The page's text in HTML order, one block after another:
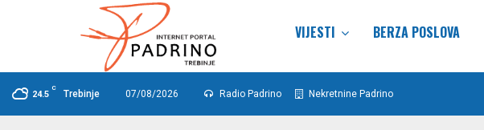
VIJESTI BERZA POSLOVA
24.5
C
Trebinje 07/08/2026 Radio Padrino Nekretnine Padrino